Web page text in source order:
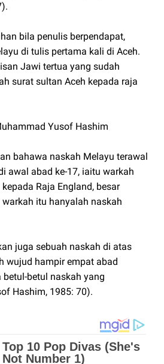
bila penulis berpendapat,
di tulis pertama kali di Aceh.
Jawi tertua yang sudah
surat sultan Aceh kepada raja
Yusof Hashim
bahawa naskah Melayu terawal
awal abad ke-17, iaitu warkah
Raja England, besar
itu hanyalah naskah
juga sebuah naskah di atas
wujud hampir empat abad
betul naskah yang
Hashim, 1985: 70).